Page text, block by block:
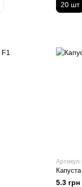
20 шт
5.3 грн